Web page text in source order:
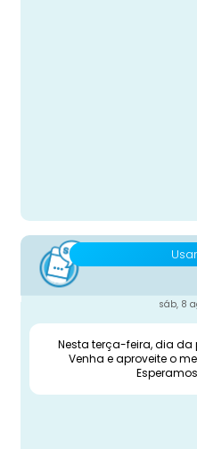
sáb, 8
Nesta terça-feira, dia da
Venha e aproveite o